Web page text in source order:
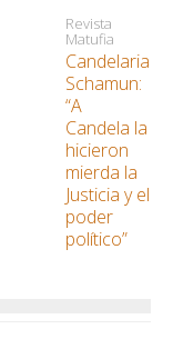
Revista
Matufia
Candelaria
Schamun:
“A
Candela la
hicieron
mierda la
Justicia y el
poder
político”